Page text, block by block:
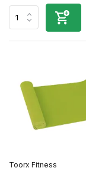
Toorx Fitness